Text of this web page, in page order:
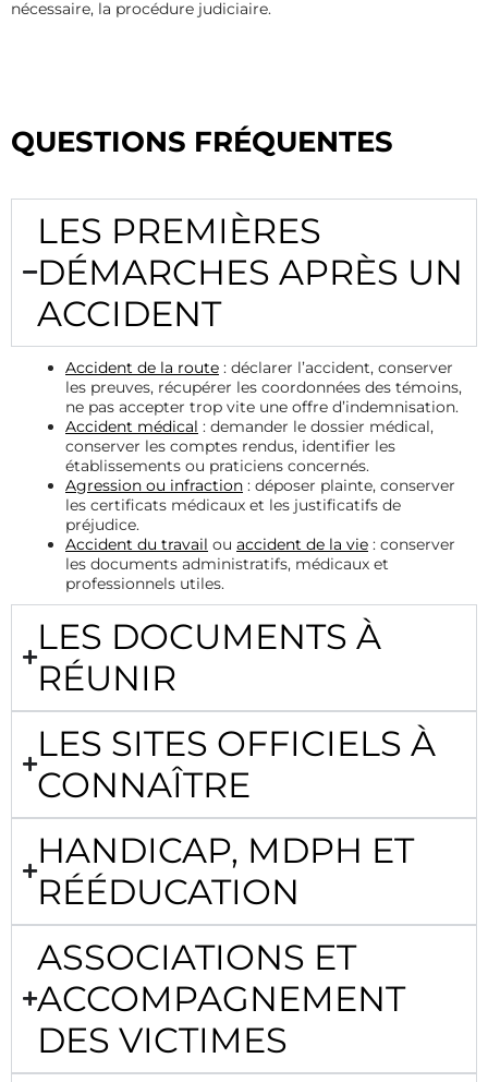
nécessaire, la procédure judiciaire.
QUESTIONS FRÉQUENTES
LES PREMIÈRES
DÉMARCHES APRÈS UN
ACCIDENT
Accident de la route : déclarer l’accident, conserver
les preuves, récupérer les coordonnées des témoins,
ne pas accepter trop vite une offre d’indemnisation.
Accident médical : demander le dossier médical,
conserver les comptes rendus, identifier les
établissements ou praticiens concernés.
Agression ou infraction : déposer plainte, conserver
les certificats médicaux et les justificatifs de
préjudice.
Accident du travail ou accident de la vie : conserver
les documents administratifs, médicaux et
professionnels utiles.
LES DOCUMENTS À
RÉUNIR
LES SITES OFFICIELS À
CONNAÎTRE
HANDICAP, MDPH ET
RÉÉDUCATION
ASSOCIATIONS ET
ACCOMPAGNEMENT
DES VICTIMES